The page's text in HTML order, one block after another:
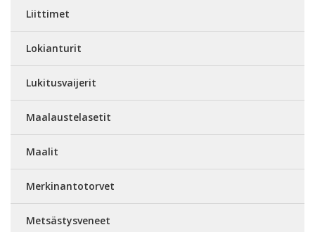
Liittimet
Lokianturit
Lukitusvaijerit
Maalaustelasetit
Maalit
Merkinantotorvet
Metsästysveneet